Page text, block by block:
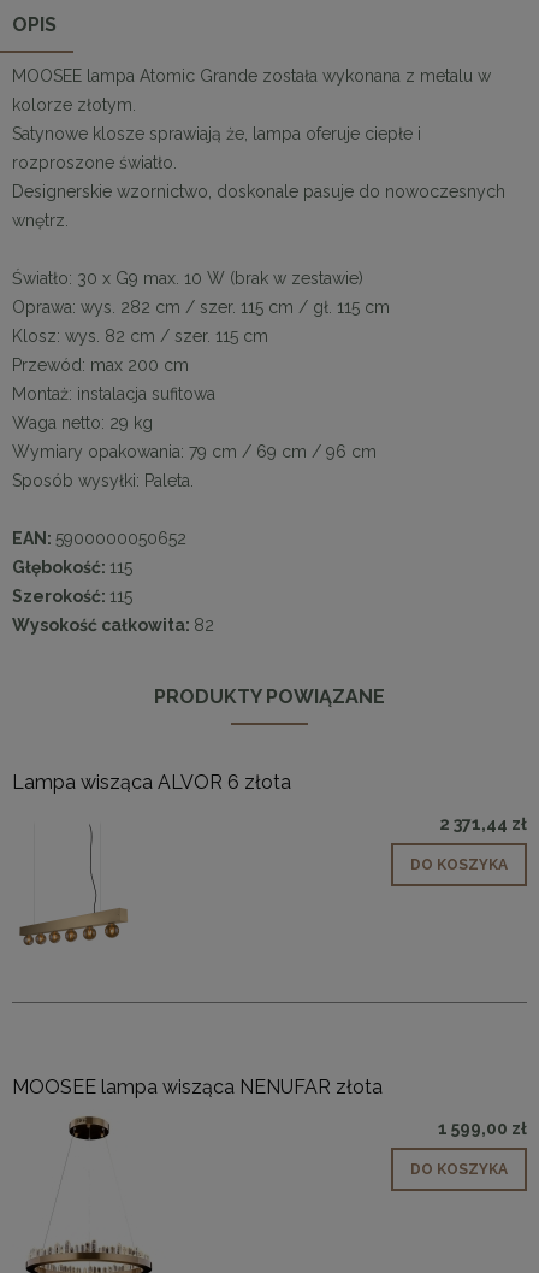
OPIS
MOOSEE lampa Atomic Grande została wykonana z metalu w
kolorze złotym.
Satynowe klosze sprawiają że, lampa oferuje ciepłe i
rozproszone światło.
Designerskie wzornictwo, doskonale pasuje do nowoczesnych
wnętrz.
Światło: 30 x G9 max. 10 W (brak w zestawie)
Oprawa: wys. 282 cm / szer. 115 cm / gł. 115 cm
Klosz: wys. 82 cm / szer. 115 cm
Przewód: max 200 cm
Montaż: instalacja sufitowa
Waga netto: 29 kg
Wymiary opakowania: 79 cm / 69 cm / 96 cm
Sposób wysyłki: Paleta.
EAN: 5900000050652
Głębokość: 115
Szerokość: 115
Wysokość całkowita: 82
PRODUKTY POWIĄZANE
Lampa wisząca ALVOR 6 złota
2 371,44 zł
DO KOSZYKA
MOOSEE lampa wisząca NENUFAR złota
1 599,00 zł
DO KOSZYKA